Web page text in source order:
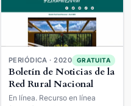
PERIÓDICA · 2020 GRATUITA
Boletín de Noticias de la
Red Rural Nacional
En línea. Recurso en línea